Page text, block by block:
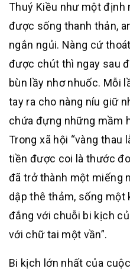
Thuý Kiều như một định
được sống thanh thản,
ngắn ngủi. Nàng cứ
được chút thì ngay sau
bùn lầy nhơ nhuốc. Mỗi
tay ra cho nàng níu giữ
chứa đựng những mầm
Trong xã hội “vàng thau
tiền được coi là thước
đã trở thành một miếng
dập thê thảm, sống
đắng với chuỗi bi kịch
với chữ tai một vần”.
Bi kịch lớn nhất của